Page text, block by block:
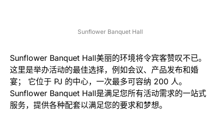
Sunflower Banquet Hall
Sunflower Banquet Hall美丽的环境将令宾客赞叹不已。
这里是举办活动的最佳选择，例如会议、产品发布和婚
宴； 它位于 PJ 的中心，一次最多可容纳 200 人。
Sunflower Banquet Hall是满足您所有活动需求的一站式
服务，提供各种配套以满足您的要求和梦想。